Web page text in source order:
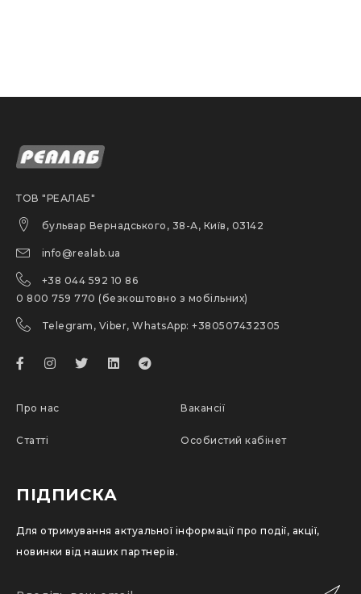
ТОВ "РЕАЛАБ"
бульвар Вернадського, 38-А, Київ, 03142
info@realab.ua
+38 044 592 10 86
0 800 759 770 (безкоштовно з мобільних)
Telegram, Viber, WhatsApp: +380507432305
Про нас Вакансії
Статті Особистий кабінет
ПІДПИСКА
Для отримування актуальної інформації про події, акції,
новинки від наших партнерів.